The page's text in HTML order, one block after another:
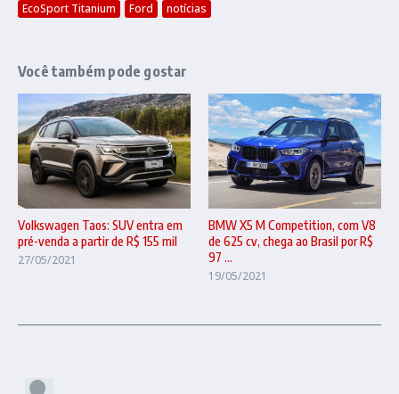
EcoSport Titanium
Ford notícias
Você também pode gostar
Volkswagen Taos: SUV entra em
pré-venda a partir de R$ 155 mil
27/05/2021
BMW X5 M Competition, com V8
de 625 cv, chega ao Brasil por R$
97 ...
19/05/2021